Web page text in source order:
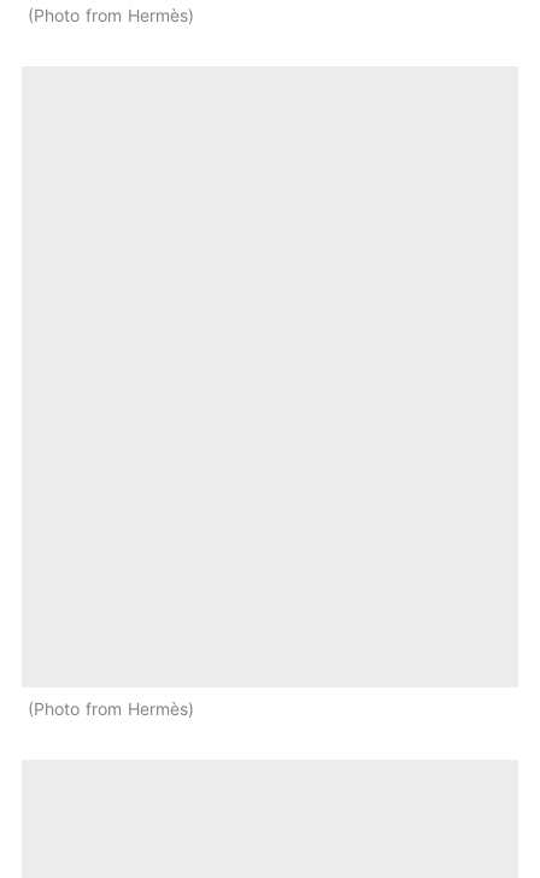
Photo from Hermès
Photo from Hermès